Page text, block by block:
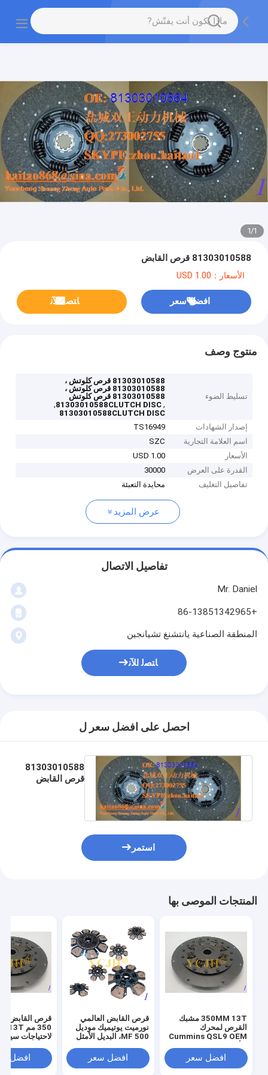
1
/
1
81303010588 قرص القابض
الأسعار：USD 1.00
افضل سعر ﺎﺘﺼﻟ ﺍﻶﻧ
منتوج وصف
تسليط الضوء
81303010588 قرص كلوتش ،
81303010588 قرص كلوتش ،
81303010588 قرص كلوتش
,
81303010588CLUTCH DISC
,
81303010588CLUTCH DISC
إصدار الشهادات
TS16949
اسم العلامة التجارية
SZC
الأسعار
USD 1.00
القدرة على العرض
30000
تفاصيل التغليف
محايدة التعبئة
عرض المزيد
تفاصيل الاتصال
Mr. Daniel
+86-13851342965
المنطقة الصناعية يانتشنغ تشيانجين
ﺎﺘﺼﻟ ﺍﻶﻧ
احصل على افضل سعر ل
81303010588
قرص القابض
استمر
المنتجات الموصى بها
350MM 13T مشبك
القرص لمحرك
Cummins QSL9 OEM
افضل سعر
قرص القابض العالمي
نورميت يوتيميك موديل
MF 500، البديل الأمثل
افضل سعر
قرص القابض
لاحتياجات
افضل